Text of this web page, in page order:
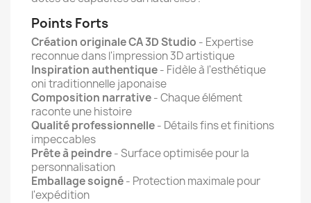
Points Forts
Création originale CA 3D Studio - Expertise
reconnue dans l'impression 3D artistique
Inspiration authentique- Fidèle à l'esthétique
oni traditionnelle japonaise
Composition narrative- Chaque élément
raconte une histoire
Qualité professionnelle- Détails fins et finitions
impeccables
Prête à peindre- Surface optimisée pour la
personnalisation
Emballage soigné- Protection maximale pour
l'expédition